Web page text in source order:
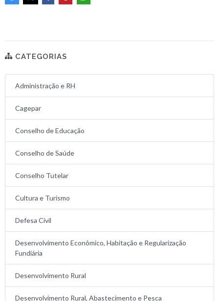
CATEGORIAS
Administração e RH
Cagepar
Conselho de Educação
Conselho de Saúde
Conselho Tutelar
Cultura e Turismo
Defesa Civil
Desenvolvimento Econômico, Habitação e Regularização
Fundiária
Desenvolvimento Rural
Desenvolvimento Rural, Abastecimento e Pesca